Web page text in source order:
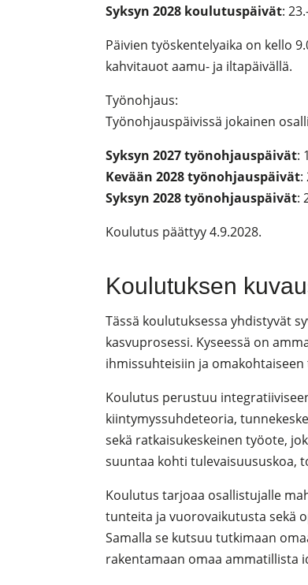
Syksyn 2028 koulutuspäivät:
Päivien työskentelyaika on kello
kahvitauot aamu- ja iltapäivällä.
Työnohjaus:
Työnohjauspäivissä jokainen
Syksyn 2027 työnohjauspäivät:
Kevään 2028 työnohjauspäivät:
Syksyn 2028työnohjauspäivät:
Koulutus päättyy 4.9.2028.
Koulutuksen
Tässä koulutuksessa yhdistyvät
kasvuprosessi. Kyseessä on
ihmissuhteisiin ja
Koulutus perustuu
kiintymyssuhdeteoria,
sekä ratkaisukeskeinen työote,
suuntaa kohti tulevaisuususkoa,
Koulutus tarjoaa osallistujalle
tunteita ja vuorovaikutusta sekä
Samalla se kutsuu tutkimaan
rakentamaan omaa ammatillista